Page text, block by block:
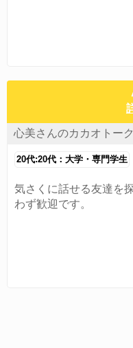
心美さんのカカオトー
20代:20代：大学・専門学生
気さくに話せる友達を
わず歓迎です。